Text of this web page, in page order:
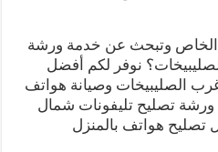
وتبحث عن خدمة ورشة
نوفر لكم أفضل
الصليبيخات وصيانة هواتف
تصليح تليفونات شمال
تصليح هواتف بالمنزل